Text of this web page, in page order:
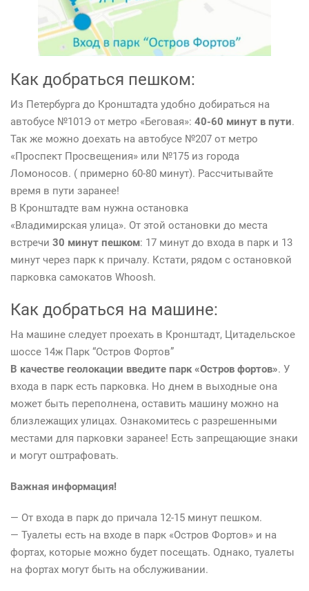
Как добраться пешком:
Из Петербурга до Кронштадта удобно добираться на
автобусе №101Э от метро «Беговая»: 40-60 минут в пути.
Так же можно доехать на автобусе №207 от метро
«Проспект Просвещения» или №175 из города
Ломоносов. ( примерно 60-80 минут). Рассчитывайте
время в пути заранее!
В Кронштадте вам нужна остановка
«Владимирская улица». От этой остановки до места
встречи 30 минут пешком: 17 минут до входа в парк и 13
минут через парк к причалу. Кстати, рядом с остановкой
парковка самокатов Whoosh.
Как добраться на машине:
На машине следует проехать в Кронштадт, Цитадельское
шоссе 14ж Парк “Остров Фортов”
В качестве геолокации введите парк «Остров фортов». У
входа в парк есть парковка. Но днем в выходные она
может быть переполнена, оставить машину можно на
близлежащих улицах. Ознакомитесь с разрешенными
местами для парковки заранее! Есть запрещающие знаки
и могут оштрафовать.
Важная информация!
— От входа в парк до причала 12-15 минут пешком.
— Туалеты есть на входе в парк «Остров Фортов» и на
фортах, которые можно будет посещать. Однако, туалеты
на фортах могут быть на обслуживании.